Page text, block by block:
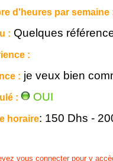
d'heures par semaine
: Quelques
:
: je veux bien
: OUI
horaire: 150 Dhs -
vous connecter pour y